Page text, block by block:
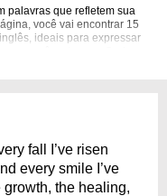
palavras que refletem sua
você vai encontrar 15
ideais para expressar
você se tornou. Cada
fall I’ve risen
every smile I’ve
the healing,